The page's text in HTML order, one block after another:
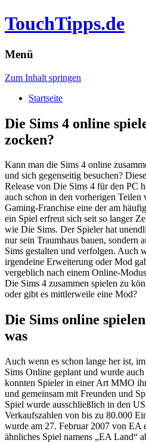
TouchTipps.de
Menü
Zum Inhalt springen
Startseite
Die Sims 4 online
zocken?
Kann man die Sims 4 online
und sich gegenseitig besuchen?
Release von Die Sims 4 für den PC
auch schon in den vorherigen Teilen
Gaming-Franchise eine der am
ein Spiel erfreut sich seit so langer
wie Die Sims. Der Spieler hat
nur sein Traumhaus bauen, sondern
Sims gestalten und verfolgen. Auch
irgendeine Erweiterung oder Mod
vergeblich nach einem Online-
Die Sims 4 zusammen spielen zu
oder gibt es mittlerweile eine Mod?
Die Sims online
was
Auch wenn es schon lange her ist,
Sims Online geplant und wurde
konnten Spieler in einer Art MMO
und gemeinsam mit Freunden und
Spiel wurde ausschließlich in den
Verkaufszahlen von bis zu 80.000
wurde am 27. Februar 2007 von EA
ähnliches Spiel namens „EA Land“